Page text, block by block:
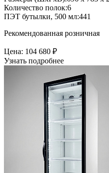
Количество полок:6
ПЭТ бутылки, 500 мл:441
Рекомендованная розничная
Цена: 104 680 ₽
Узнать подробнее